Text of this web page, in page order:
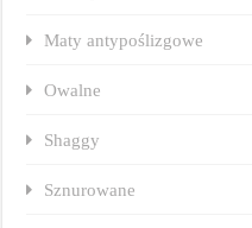
Maty antypoślizgowe
Owalne
Shaggy
Sznurowane